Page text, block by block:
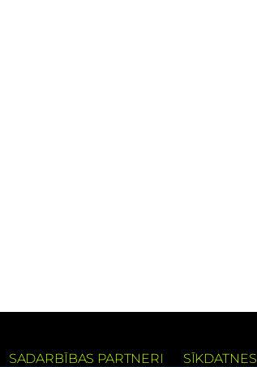
SADARBĪBAS PARTNERI SĪKDATNES